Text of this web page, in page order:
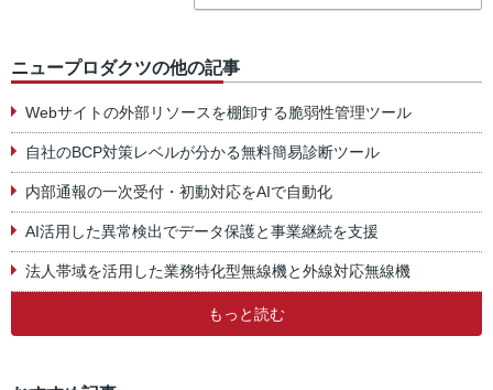
ニュープロダクツの他の記事
Webサイトの外部リソースを棚卸する脆弱性管理ツール
自社のBCP対策レベルが分かる無料簡易診断ツール
内部通報の一次受付・初動対応をAIで自動化
AI活用した異常検出でデータ保護と事業継続を支援
法人帯域を活用した業務特化型無線機と外線対応無線機
もっと読む